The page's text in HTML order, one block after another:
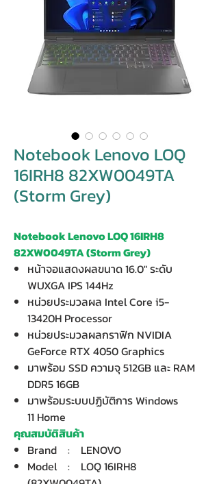
Notebook Lenovo LOQ
16IRH8 82XW0049TA
(Storm Grey)
Notebook Lenovo LOQ 16IRH8
82XW0049TA (Storm Grey)
หน้าจอแสดงผลขนาด 16.0" ระดับ
WUXGA IPS 144Hz
หน่วยประมวลผล Intel Core i5-
13420H Processor
หน่วยประมวลผลกราฟิก NVIDIA
GeForce RTX 4050 Graphics
มาพร้อม SSD ความจุ 512GB และ RAM
DDR5 16GB
มาพร้อมระบบปฏิบัติการ Windows
11 Home
คุณสมบัติสินค้า
Brand : LENOVO
Model : LOQ 16IRH8